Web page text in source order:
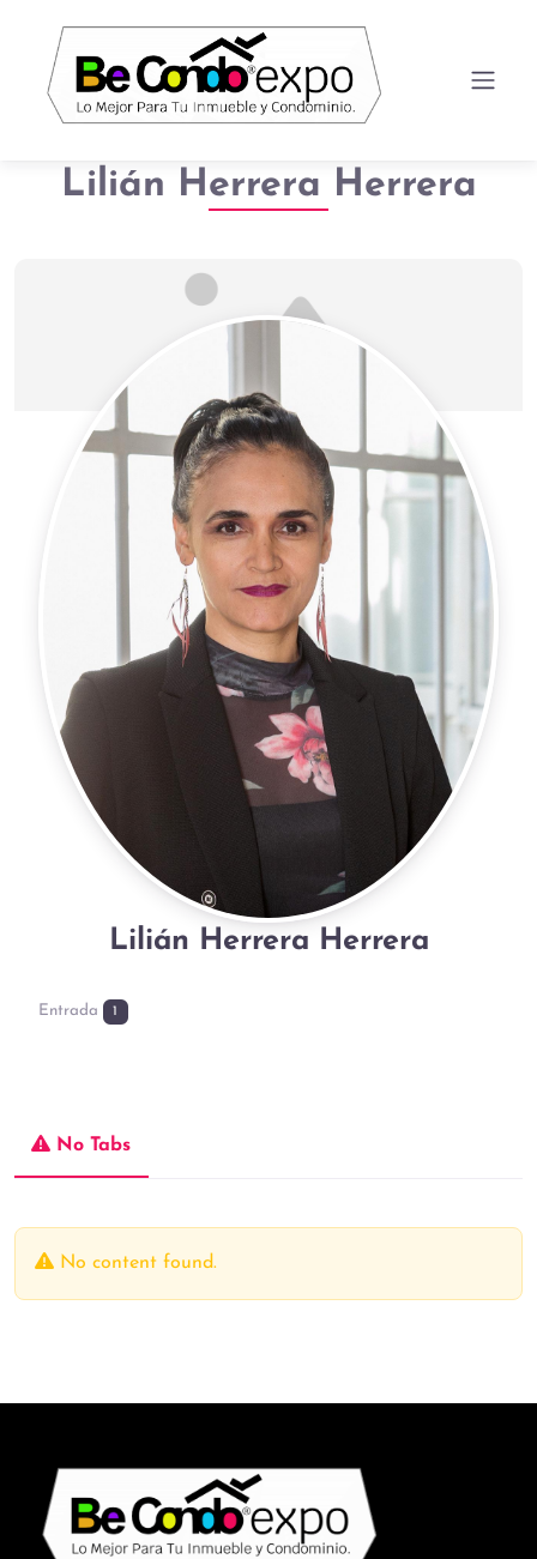
Lilián Herrera Herrera
Lilián Herrera Herrera
Entrada 1
No Tabs
No content found.